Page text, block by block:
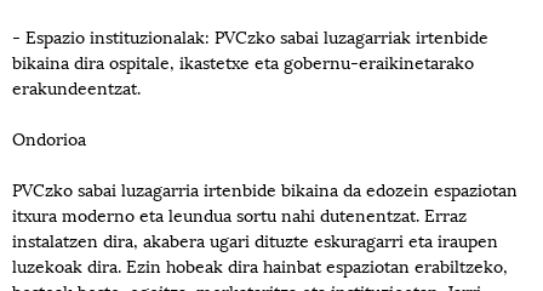
- Espazio instituzionalak: PVCzko sabai luzagarriak irtenbide
bikaina dira ospitale, ikastetxe eta gobernu-eraikinetarako
erakundeentzat.
Ondorioa
PVCzko sabai luzagarria irtenbide bikaina da edozein espaziotan
itxura moderno eta leundua sortu nahi dutenentzat. Erraz
instalatzen dira, akabera ugari dituzte eskuragarri eta iraupen
luzekoak dira. Ezin hobeak dira hainbat espaziotan erabiltzeko,